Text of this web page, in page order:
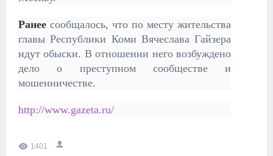
Ранее сообщалось, что по месту жительства
главы Республики Коми Вячеслава Гайзера
идут обыски. В отношении него возбуждено
дело о преступном сообществе и
мошенничестве.
http://www.gazeta.ru/
1401